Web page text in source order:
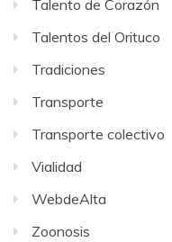
Talento de Corazón
Talentos del Orituco
Tradiciones
Transporte
Transporte colectivo
Vialidad
WebdeAlta
Zoonosis